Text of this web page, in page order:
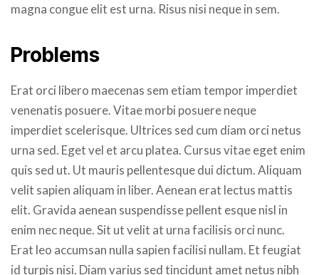
magna congue elit est urna. Risus nisi neque in sem.
Problems
Erat orci libero maecenas sem etiam tempor imperdiet
venenatis posuere. Vitae morbi posuere neque
imperdiet scelerisque. Ultrices sed cum diam orci netus
urna sed. Eget vel et arcu platea. Cursus vitae eget enim
quis sed ut. Ut mauris pellentesque dui dictum. Aliquam
velit sapien aliquam in liber. Aenean erat lectus mattis
elit. Gravida aenean suspendisse pellent esque nisl in
enim nec neque. Sit ut velit at urna facilisis orci nunc.
Erat leo accumsan nulla sapien facilisi nullam. Et feugiat
id turpis nisi. Diam varius sed tincidunt amet netus nibh